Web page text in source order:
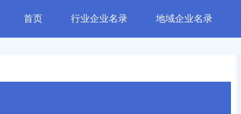
首页 行业企业名录 地域企业名录